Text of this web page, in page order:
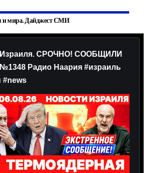
и мира. Дайджест СМИ